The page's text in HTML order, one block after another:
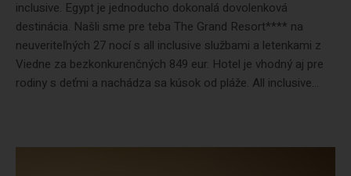
inclusive. Egypt je jednoducho dokonalá dovolenková
destinácia. Našli sme pre teba The Grand Resort**** na
neuveriteľných 27 nocí s all inclusive službami a letenkami z
Viedne za bezkonkurenčných 849 eur. Hotel je vhodný aj pre
rodiny s deťmi a nachádza sa kúsok od pláže. All inclusive...